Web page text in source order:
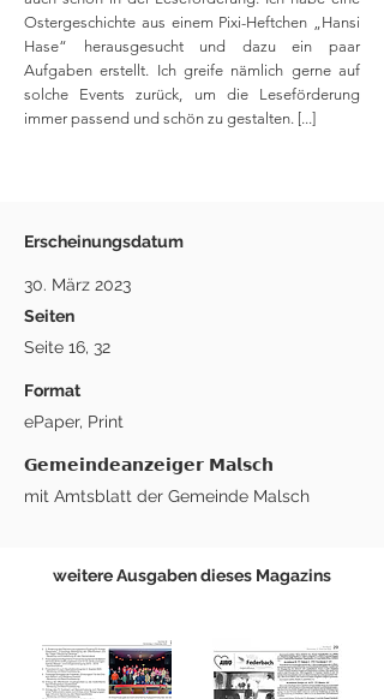
Ostergeschichte aus einem Pixi-Heftchen „Hansi
Hase“ herausgesucht und dazu ein paar
Aufgaben erstellt. Ich greife nämlich gerne auf
solche Events zurück, um die Leseförderung
immer passend und schön zu gestalten. [...]
Erscheinungsdatum
30. März 2023
Seiten
Seite 16, 32
Format
ePaper, Print
𝗚𝗲𝗺𝗲𝗶𝗻𝗱𝗲𝗮𝗻𝘇𝗲𝗶𝗴𝗲𝗿 𝗠𝗮𝗹𝘀𝗰𝗵
mit Amtsblatt der Gemeinde Malsch
weitere Ausgaben dieses Magazins